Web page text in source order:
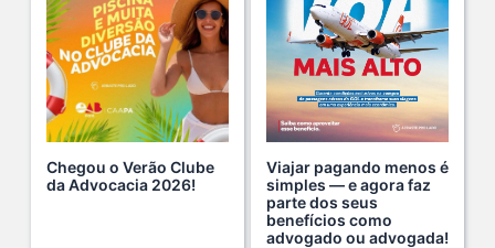
22 De Julho De 2026
Fim de semana tem endereço certo: Clube da Advoca s...
18 De Julho De 2026
A saúde da mulher merece atenção especial em to s...
Chegou o Verão Clube
da Advocacia 2026!
Viajar pagando menos é
simples — e agora faz
parte dos seus
benefícios como
advogado ou advogada!